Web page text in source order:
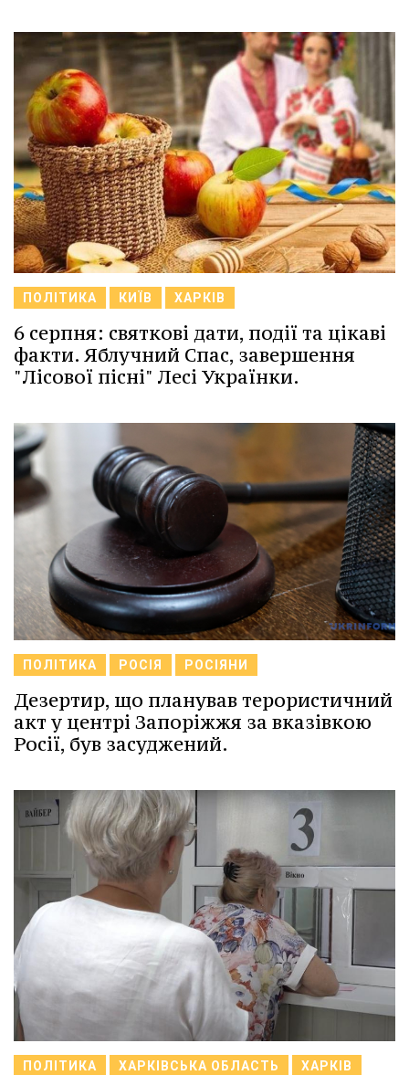
ПОЛІТИКА КИЇВ ХАРКІВ
6 серпня: святкові дати, події та цікаві
факти. Яблучний Спас, завершення
"Лісової пісні" Лесі Українки.
ПОЛІТИКА РОСІЯ РОСІЯНИ
Дезертир, що планував терористичний
акт у центрі Запоріжжя за вказівкою
Росії, був засуджений.
ПОЛІТИКА ХАРКІВСЬКА ОБЛАСТЬ ХАРКІВ